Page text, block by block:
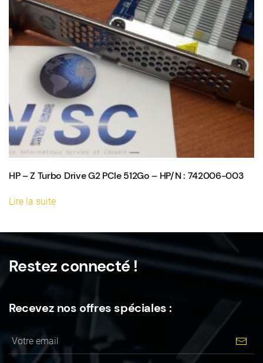
HP – Z Turbo Drive G2 PCIe 512Go – HP/N : 742006-003
Lire la suite
Restez connecté !
Recevez nos offres spéciales :